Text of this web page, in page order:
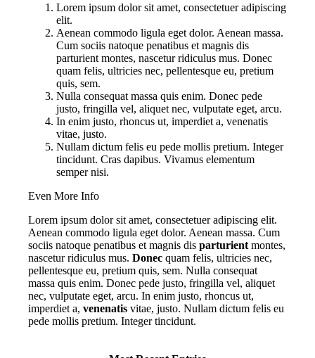
Lorem ipsum dolor sit amet, consectetuer adipiscing
elit.
Aenean commodo ligula eget dolor. Aenean massa.
Cum sociis natoque penatibus et magnis dis
parturient montes, nascetur ridiculus mus. Donec
quam felis, ultricies nec, pellentesque eu, pretium
quis, sem.
Nulla consequat massa quis enim. Donec pede
justo, fringilla vel, aliquet nec, vulputate eget, arcu.
In enim justo, rhoncus ut, imperdiet a, venenatis
vitae, justo.
Nullam dictum felis eu pede mollis pretium. Integer
tincidunt. Cras dapibus. Vivamus elementum
semper nisi.
Even More Info
Lorem ipsum dolor sit amet, consectetuer adipiscing elit.
Aenean commodo ligula eget dolor. Aenean massa. Cum
sociis natoque penatibus et magnis disparturient montes,
nascetur ridiculus mus.Donec quam felis, ultricies nec,
pellentesque eu, pretium quis, sem. Nulla consequat
massa quis enim. Donec pede justo, fringilla vel, aliquet
nec, vulputate eget, arcu. In enim justo, rhoncus ut,
imperdiet a,venenatis vitae, justo. Nullam dictum felis eu
pede mollis pretium. Integer tincidunt.